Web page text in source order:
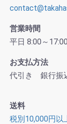
営業時間
平日 8:00～17:00
お支払方法
代引き 銀行振
送料
税別10,000円以